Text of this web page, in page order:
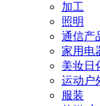
加工
照明
通信产
家用电
美妆日
运动户
服装